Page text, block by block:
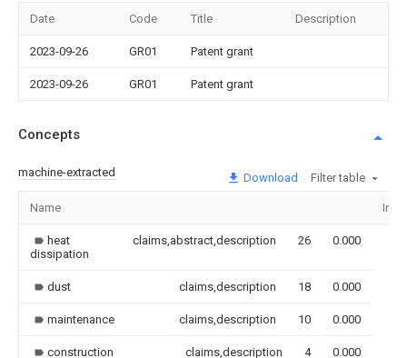
Date Code Title Description
2023-09-26 GR01 Patent grant
2023-09-26 GR01 Patent grant
Concepts
machine-extracted Download Filter table
Name
heat
dissipation
claims,abstract,description 26 0.000
dust claims,description 18 0.000
maintenance claims,description 10 0.000
construction claims,description 4 0.000